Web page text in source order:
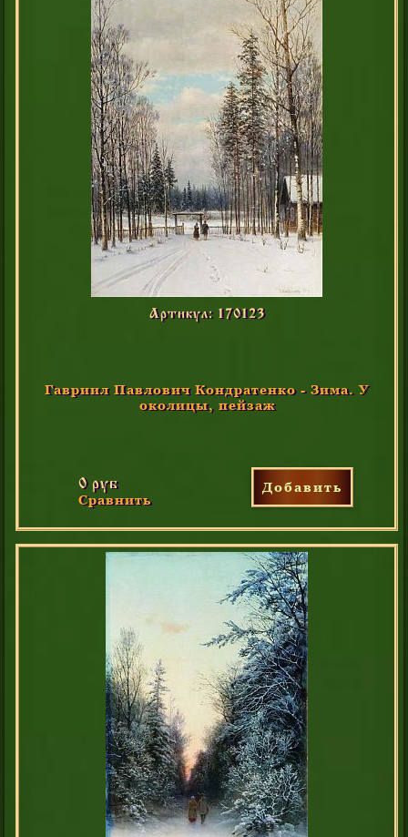
Артикул: 170123
Гавриил Павлович Кондратенко - Зима. У
околицы, пейзаж
0 руб
Сравнить
Добавить